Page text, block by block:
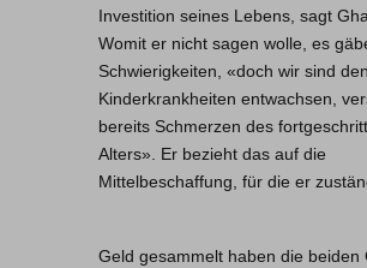
Investition seines Lebens, sagt
Womit er nicht sagen wolle, es
Schwierigkeiten, «doch wir sind den
Kinderkrankheiten entwachsen,
bereits Schmerzen des
Alters». Er bezieht das auf die
Mittelbeschaffung, für die er
Geld gesammelt haben die beiden